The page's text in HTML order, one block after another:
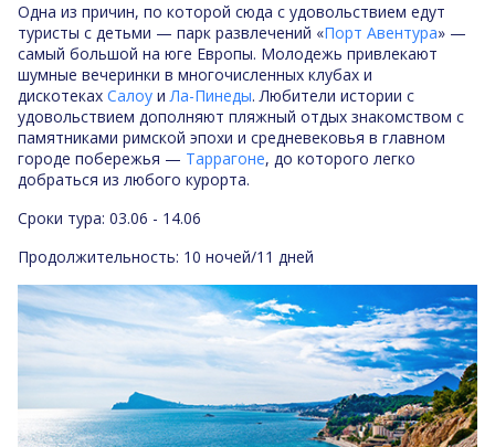
Одна из причин, по которой сюда с удовольствием едут
туристы с детьми — парк развлечений «Порт Авентура» —
самый большой на юге Европы. Молодежь привлекают
шумные вечеринки в многочисленных клубах и
дискотеках Салоу иЛа-Пинеды. Любители истории с
удовольствием дополняют пляжный отдых знакомством с
памятниками римской эпохи и средневековья в главном
городе побережья — Таррагоне, до которого легко
добраться из любого курорта.
Сроки тура: 03.06 - 14.06
Продолжительность: 10 ночей/11 дней